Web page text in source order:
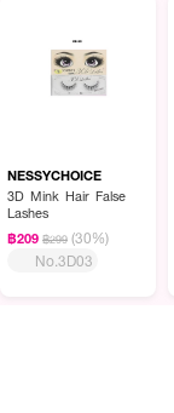
NESSYCHOICE
3D Mink Hair False
Lashes
฿209 ฿299 (30%)
No.3D03